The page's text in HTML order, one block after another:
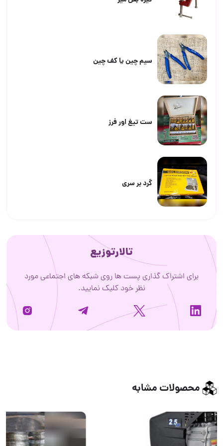
سیم چین یا کف چین
ست تیغ اور فرز
گرد بر سری
تالارتوزیع
برای اشتراک گذاری پست ها روی شبکه های اجتماعی مورد
نظر خود کلیک نمایید.
محصولات مشابه